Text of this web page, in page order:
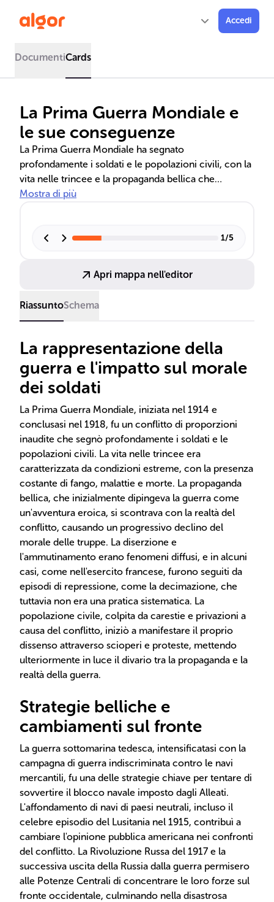
Accedi
DocumentiCards
La Prima Guerra Mondiale e
le sue conseguenze
La Prima Guerra Mondiale ha segnato
profondamente i soldati e le popolazioni civili, con la
vita nelle trincee e la propaganda bellica che
impattava il morale. Le strategie belliche, come la
della guerra ha portato a nuovi assetti geopolitici e
Mostra di più
1/5
Apri mappa nell'editor
RiassuntoSchema
La rappresentazione della
guerra e l'impatto sul morale
dei soldati
La Prima Guerra Mondiale, iniziata nel 1914 e
conclusasi nel 1918, fu un conflitto di proporzioni
inaudite che segnò profondamente i soldati e le
popolazioni civili. La vita nelle trincee era
caratterizzata da condizioni estreme, con la presenza
costante di fango, malattie e morte. La propaganda
bellica, che inizialmente dipingeva la guerra come
un'avventura eroica, si scontrava con la realtà del
conflitto, causando un progressivo declino del
morale delle truppe. La diserzione e
l'ammutinamento erano fenomeni diffusi, e in alcuni
casi, come nell'esercito francese, furono seguiti da
episodi di repressione, come la decimazione, che
tuttavia non era una pratica sistematica. La
popolazione civile, colpita da carestie e privazioni a
causa del conflitto, iniziò a manifestare il proprio
dissenso attraverso scioperi e proteste, mettendo
ulteriormente in luce il divario tra la propaganda e la
realtà della guerra.
Strategie belliche e
cambiamenti sul fronte
La guerra sottomarina tedesca, intensificatasi con la
campagna di guerra indiscriminata contro le navi
mercantili, fu una delle strategie chiave per tentare di
sovvertire il blocco navale imposto dagli Alleati.
L'affondamento di navi di paesi neutrali, incluso il
celebre episodio del Lusitania nel 1915, contribuì a
cambiare l'opinione pubblica americana nei confronti
del conflitto. La Rivoluzione Russa del 1917 e la
successiva uscita della Russia dalla guerra permisero
alle Potenze Centrali di concentrare le loro forze sul
fronte occidentale, culminando nella disastrosa